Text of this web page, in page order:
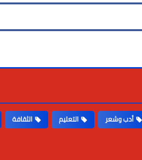
أدب وشعر التعليم الثقافة